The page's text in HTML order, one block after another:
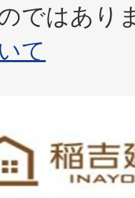
ではあり
て